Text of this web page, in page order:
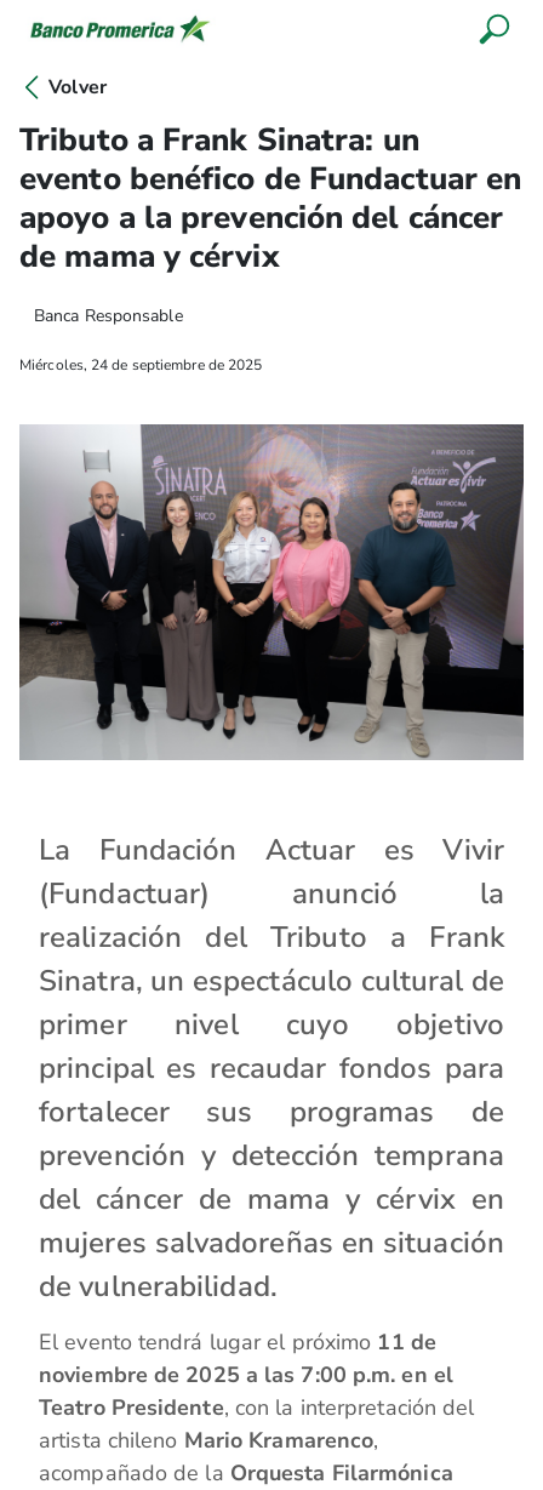
Volver
Tributo a Frank Sinatra: un
evento benéfico de Fundactuar en
apoyo a la prevención del cáncer
de mama y cérvix
Banca Responsable
Miércoles, 24 de septiembre de 2025
La Fundación Actuar es Vivir
(Fundactuar) anunció la
realización del Tributo a Frank
Sinatra, un espectáculo cultural de
primer nivel cuyo objetivo
principal es recaudar fondos para
fortalecer sus programas de
prevención y detección temprana
del cáncer de mama y cérvix en
mujeres salvadoreñas en situación
de vulnerabilidad.
El evento tendrá lugar el próximo 11 de
noviembre de 2025 a las 7:00 p.m. en el
Teatro Presidente, con la interpretación del
artista chileno Mario Kramarenco,
acompañado de la Orquesta Filarmónica